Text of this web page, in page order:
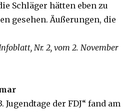
Schläger hätten eben zu
gesehen. Äußerungen, die
Nr. 2, vom 2. November
Jugendtage der FDJ“ fand am